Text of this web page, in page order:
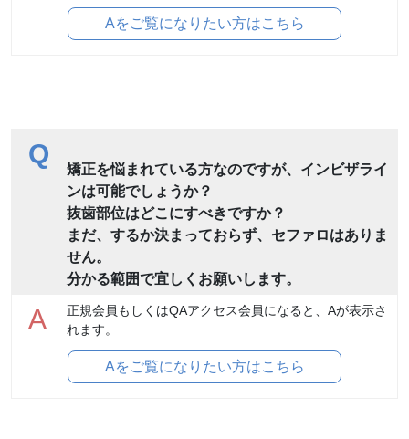
Aをご覧になりたい方はこちら
Q
矯正を悩まれている方なのですが、インビザライ
ンは可能でしょうか？
抜歯部位はどこにすべきですか？
まだ、するか決まっておらず、セファロはありま
せん。
分かる範囲で宜しくお願いします。
A
正規会員もしくはQAアクセス会員になると、Aが表示さ
れます。
Aをご覧になりたい方はこちら